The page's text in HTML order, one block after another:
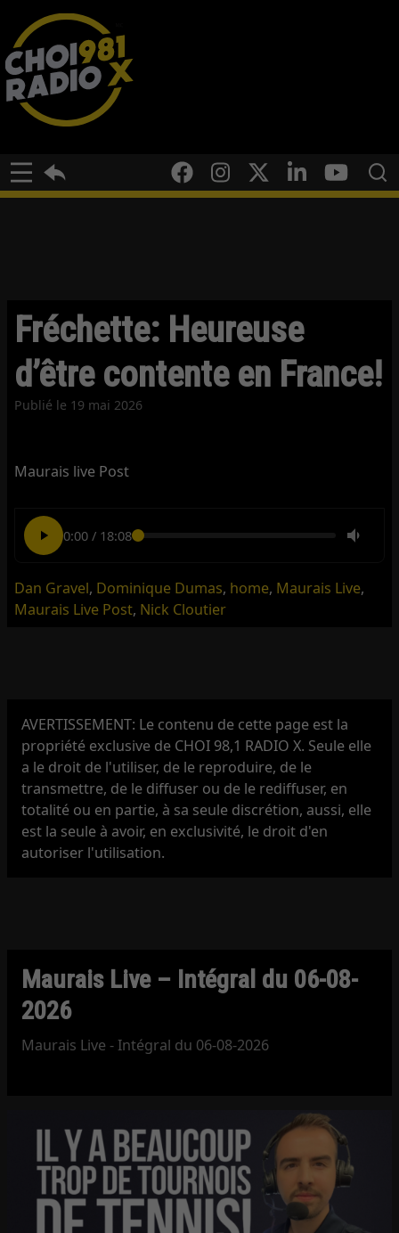
Fréchette: Heureuse
d’être contente en France!
Publié le 19 mai 2026
Maurais live Post
0:00/ 18:08
Dan Gravel, Dominique Dumas, home, Maurais Live,
Maurais Live Post, Nick Cloutier
AVERTISSEMENT: Le contenu de cette page est la
propriété exclusive de CHOI 98,1 RADIO X. Seule elle
a le droit de l'utiliser, de le reproduire, de le
transmettre, de le diffuser ou de le rediffuser, en
totalité ou en partie, à sa seule discrétion, aussi, elle
est la seule à avoir, en exclusivité, le droit d'en
autoriser l'utilisation.
Maurais Live – Intégral du 06-08-
2026
Maurais Live - Intégral du 06-08-2026